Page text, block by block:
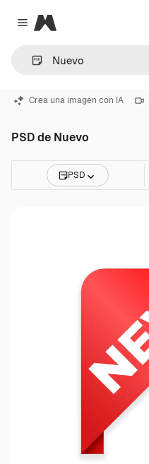
Close menu
Magnific
Crea una imagen con IA
PSD de Nuevo
PSD